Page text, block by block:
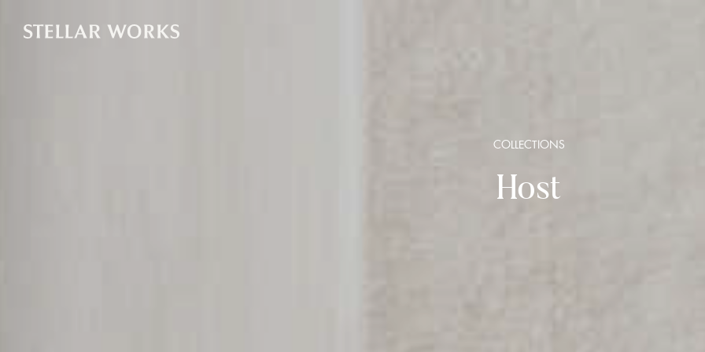
COLLECTIONS
Host